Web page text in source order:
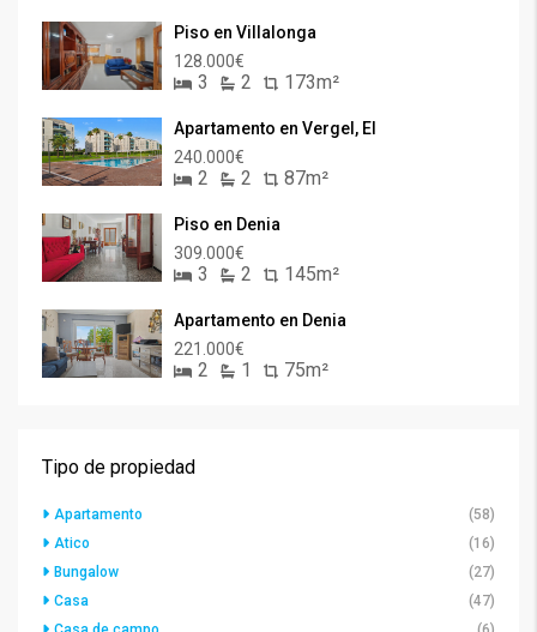
Piso en Villalonga
128.000€
3 2 173m²
Apartamento en Vergel, El
240.000€
2 2 87m²
Piso en Denia
309.000€
3 2 145m²
Apartamento en Denia
221.000€
2 1 75m²
Tipo de propiedad
Apartamento
(58)
Atico
(16)
Bungalow
(27)
Casa
(47)